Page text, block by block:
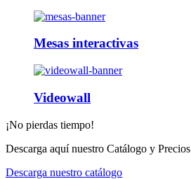
Mesas interactivas
Videowall
¡No pierdas tiempo!
Descarga aquí nuestro Catálogo y Precios
Descarga nuestro catálogo